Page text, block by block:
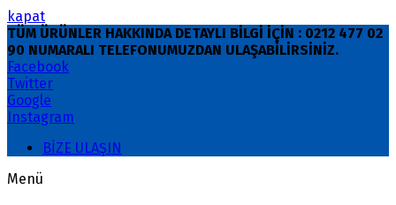
kapat
TÜM ÜRÜNLER HAKKINDA DETAYLI BİLGİ İÇİN : 0212 477 02
90 NUMARALI TELEFONUMUZDAN ULAŞABİLİRSİNİZ.
Facebook
Twitter
Google
Instagram
BİZE ULAŞIN
Menü